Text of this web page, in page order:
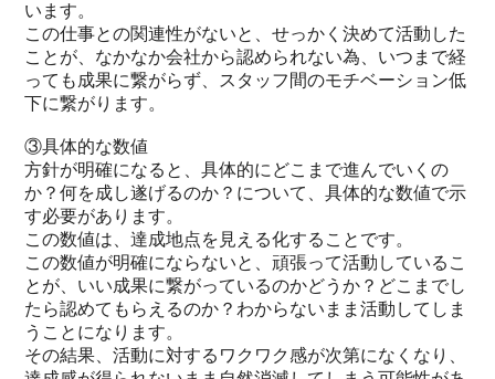
います。
この仕事との関連性がないと、せっかく決めて活動した
ことが、なかなか会社から認められない為、いつまで経
っても成果に繋がらず、スタッフ間のモチベーション低
下に繋がります。
③具体的な数値
方針が明確になると、具体的にどこまで進んでいくの
か？何を成し遂げるのか？について、具体的な数値で示
す必要があります。
この数値は、達成地点を見える化することです。
この数値が明確にならないと、頑張って活動しているこ
とが、いい成果に繋がっているのかどうか？どこまでし
たら認めてもらえるのか？わからないまま活動してしま
うことになります。
その結果、活動に対するワクワク感が次第になくなり、